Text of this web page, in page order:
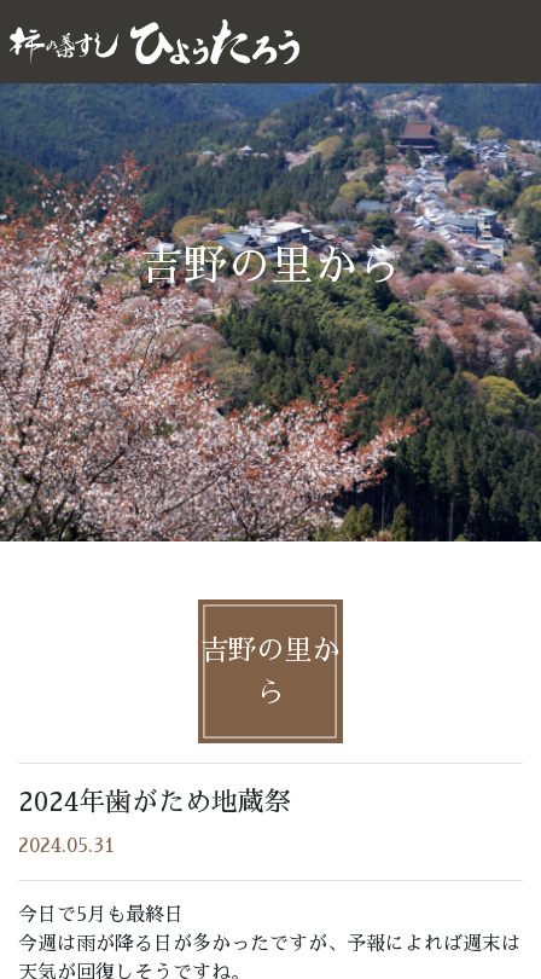
吉野の里から
吉野の里か
ら
2024年歯がため地蔵祭
2024.05.31
今日で5月も最終日
今週は雨が降る日が多かったですが、予報によれば週末は
天気が回復しそうですね。